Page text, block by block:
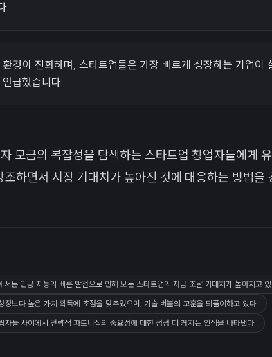
.
경이 진화하며, 스타트업들은 가장 빠르게 성장하는 기업이
급했습니다.
모금의 복잡성을 탐색하는 스타트업 창업자들에게
하면서 시장 기대치가 높아진 것에 대응하는 방법을
는 인공 지능의 빠른 발전으로 인해 모든 스타트업의 자금 조달 기대치가 높아지고 있
장보다 높은 가치 획득에 초점을 맞추었으며, 기술 버블의 교훈을 되풀이하고 있다.
자들 사이에서 전략적 파트너십의 중요성에 대한 점점 더 커지는 인식을 나타낸다.